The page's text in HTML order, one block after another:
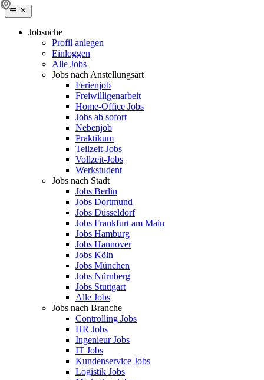
Jobsuche
Profil anlegen
Einloggen
Alle Jobs
Jobs nach Anstellungsart
Ferienjob
Freiwilligenarbeit
Home-Office Jobs
Jobs ab sofort
Nebenjob
Praktikum
Teilzeit-Jobs
Vollzeit-Jobs
Werkstudent
Jobs nach Stadt
Jobs Berlin
Jobs Dortmund
Jobs Düsseldorf
Jobs Frankfurt am Main
Jobs Hamburg
Jobs Hannover
Jobs Köln
Jobs München
Jobs Nürnberg
Jobs Stuttgart
Alle Jobs
Jobs nach Branche
Controlling Jobs
HR Jobs
Ingenieur Jobs
IT Jobs
Kundenservice Jobs
Logistik Jobs